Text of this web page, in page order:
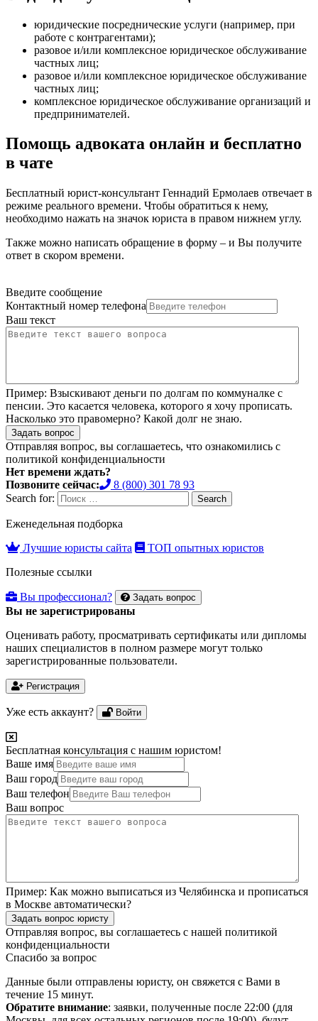
юридические посреднические услуги (например, при
работе с контрагентами);
разовое и/или комплексное юридическое обслуживание
частных лиц;
разовое и/или комплексное юридическое обслуживание
частных лиц;
комплексное юридическое обслуживание организаций и
предпринимателей.
Помощь адвоката онлайн и бесплатно
в чате
Бесплатный юрист-консультант Геннадий Ермолаев отвечает в
режиме реального времени. Чтобы обратиться к нему,
необходимо нажать на значок юриста в правом нижнем углу.
Также можно написать обращение в форму – и Вы получите
ответ в скором времени.
Введите сообщение
Контактный номер телефона
Ваш текст
Пример: Взыскивают деньги по долгам по коммуналке с
пенсии. Это касается человека, которого я хочу прописать.
Насколько это правомерно? Какой долг не знаю.
Задать вопрос
Отправляя вопрос, вы соглашаетесь, что ознакомились с
политикой конфиденциальности
Нет времени ждать?
Позвоните сейчас:
8 (800) 301 78 93
Search for:
Search
Еженедельная подборка
Лучшие юристы сайта
ТОП опытных юристов
Полезные ссылки
Вы профессионал? Задать вопрос
Вы не зарегистрированы
Оценивать работу, просматривать сертификаты или дипломы
наших специалистов в полном размере могут только
зарегистрированные пользователи.
Регистрация
Уже есть аккаунт? Войти
Бесплатная консультация с нашим юристом!
Ваше имя
Ваш город
Ваш телефон
Ваш вопрос
Пример: Как можно выписаться из Челябинска и прописаться
в Москве автоматически?
Задать вопрос юристу
Отправляя вопрос, вы соглашаетесь с нашей политикой
конфиденциальности
Спасибо за вопрос
Данные были отправлены юристу, он свяжется с Вами в
течение 15 минут.
Обратите внимание: заявки, полученные после 22:00 (для